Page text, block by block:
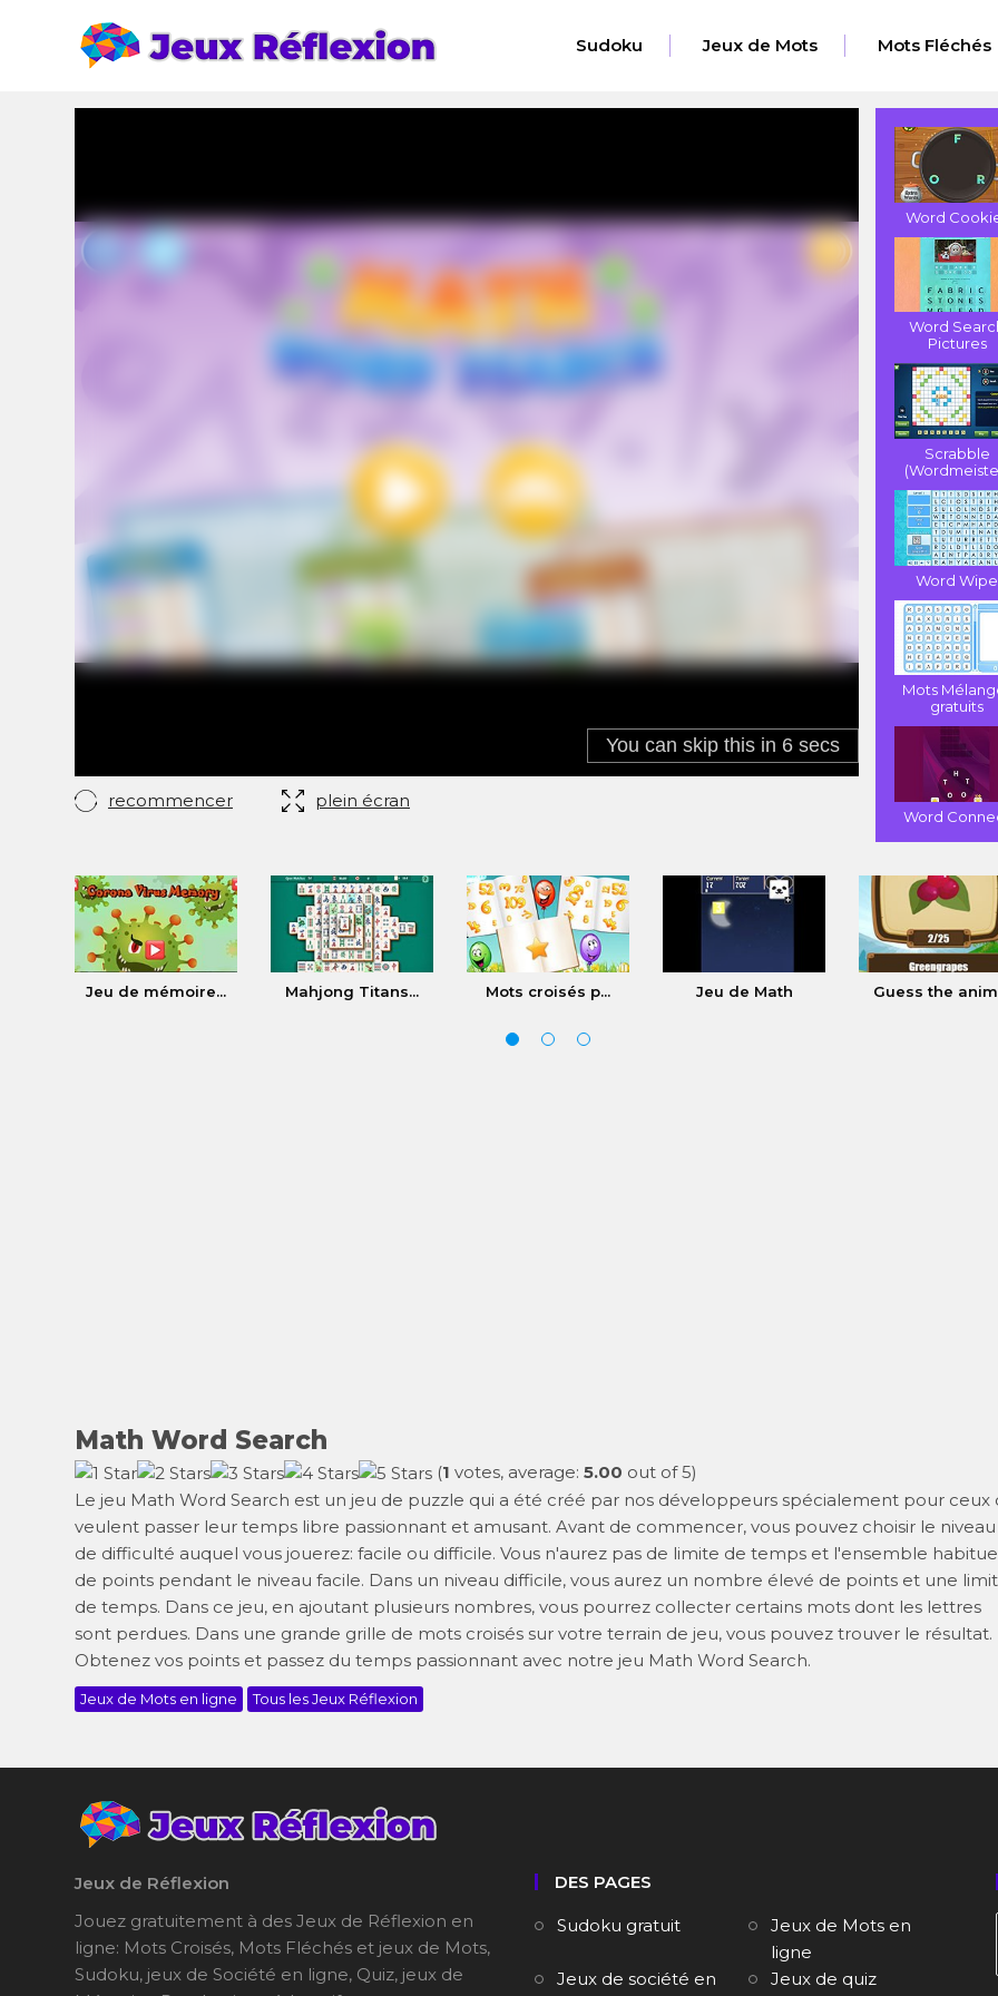
Sudoku Jeux de Mots Mots Fléchés
recommencer plein écran
Word
Word
Pictures
Scrabble
Word Wipe
Mots
gratuits
Word
Jeu de mémoire... Mahjong Titans... Mots croisés p... Jeu de Math Guess the
Math Word Search
(1 votes, average: 5.00 out of 5)
Le jeu Math Word Search est un jeu de puzzle qui a été créé par nos développeurs spécialement pour ceux
veulent passer leur temps libre passionnant et amusant. Avant de commencer, vous pouvez choisir le niveau
de difficulté auquel vous jouerez: facile ou difficile. Vous n'aurez pas de limite de temps et l'ensemble
de points pendant le niveau facile. Dans un niveau difficile, vous aurez un nombre élevé de points et une
de temps. Dans ce jeu, en ajoutant plusieurs nombres, vous pourrez collecter certains mots dont les lettres
sont perdues. Dans une grande grille de mots croisés sur votre terrain de jeu, vous pouvez trouver le résultat.
Obtenez vos points et passez du temps passionnant avec notre jeu Math Word Search.
Jeux de Mots en ligne Tous les Jeux Réflexion
Jeux de Réflexion
Jouez gratuitement à des Jeux de Réflexion en
ligne: Mots Croisés, Mots Fléchés et jeux de Mots,
Sudoku, jeux de Société en ligne, Quiz, jeux de
DES PAGES
Sudoku gratuit
Jeux de Mots en
ligne
Jeux de société en
Jeux de quiz